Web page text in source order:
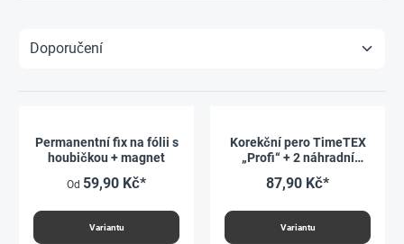
Permanentní fix na fólii s
houbičkou + magnet
Od 59,90 Kč*
Variantu
Korekční pero TimeTEX
„Profi“ + 2 náhradní
87,90 Kč*
Variantu